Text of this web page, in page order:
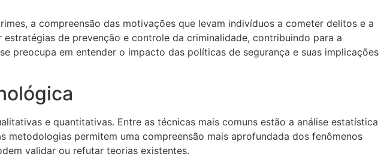
a compreensão das motivações que levam indivíduos a cometer delitos e a
de prevenção e controle da criminalidade, contribuindo para a
preocupa em entender o impacto das políticas de segurança e suas implicações
e quantitativas. Entre as técnicas mais comuns estão a análise estatística
permitem uma compreensão mais aprofundada dos fenômenos
validar ou refutar teorias existentes.